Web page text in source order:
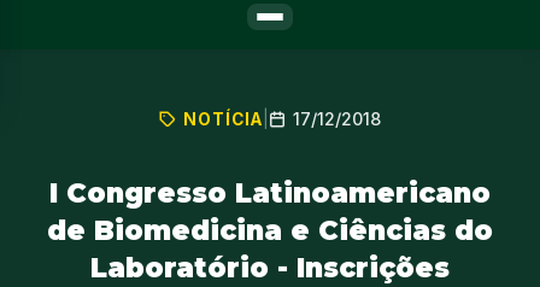
NOTÍCIA 17/12/2018
I Congresso Latinoamericano
de Biomedicina e Ciências do
Laboratório - Inscrições